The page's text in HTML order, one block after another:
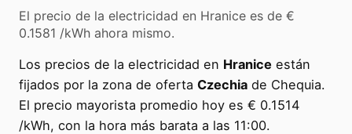
El precio de la electricidad en Hranice es de €
0.1581 /kWh ahora mismo.
Los precios de la electricidad en Hranice están
fijados por la zona de oferta Czechia de Chequia.
El precio mayorista promedio hoy es € 0.1514
/kWh, con la hora más barata a las 11:00.